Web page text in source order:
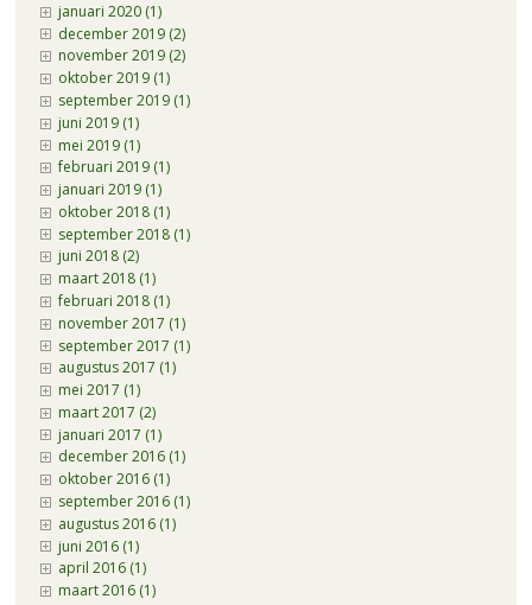
januari 2020 (1)
december 2019 (2)
november 2019 (2)
oktober 2019 (1)
september 2019 (1)
juni 2019 (1)
mei 2019 (1)
februari 2019 (1)
januari 2019 (1)
oktober 2018 (1)
september 2018 (1)
juni 2018 (2)
maart 2018 (1)
februari 2018 (1)
november 2017 (1)
september 2017 (1)
augustus 2017 (1)
mei 2017 (1)
maart 2017 (2)
januari 2017 (1)
december 2016 (1)
oktober 2016 (1)
september 2016 (1)
augustus 2016 (1)
juni 2016 (1)
april 2016 (1)
maart 2016 (1)